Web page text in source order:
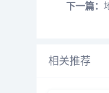
下一篇：
相关推荐